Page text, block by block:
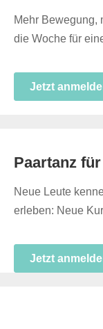
Mehr Bewegung,
die Woche für
Jetzt
Paartanz
Neue Leute
erleben: Neue
Jetzt